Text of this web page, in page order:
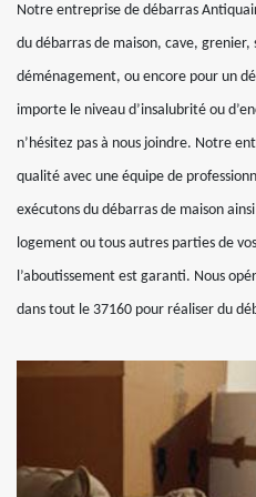
Notre entreprise de débarras
du débarras de maison, cave, grenier,
déménagement, ou encore pour un
importe le niveau d’insalubrité ou
n’hésitez pas à nous joindre. Notre
qualité avec une équipe de
exécutons du débarras de maison
logement ou tous autres parties de
l’aboutissement est garanti. Nous
dans tout le 37160 pour réaliser du